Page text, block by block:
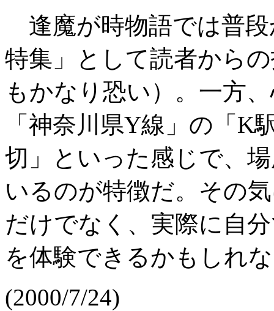
逢魔が時物語では普
特集」として読者から
もかなり恐い）。一方
「神奈川県Y線」の「K
切」といった感じで、
いるのが特徴だ。その
だけでなく、実際に自
を体験できるかもしれ
(2000/7/24)